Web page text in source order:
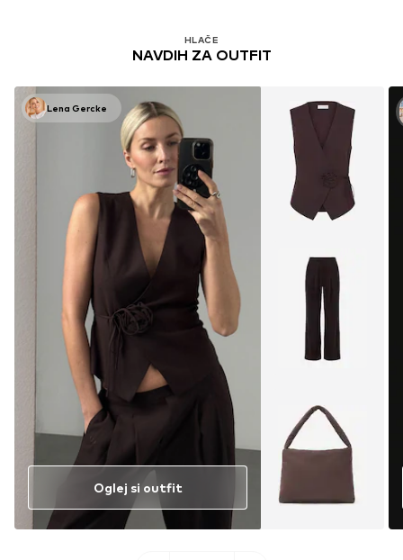
HLAČE
NAVDIH ZA OUTFIT
Lena Gercke
Oglej si outfit